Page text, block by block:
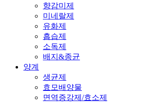
향감미제
미네랄제
유화제
흡습제
소독제
배지&종균
양계
생균제
효모배양물
면역증강제/효소제